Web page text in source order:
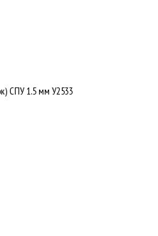
СПУ 1.5 мм У2533